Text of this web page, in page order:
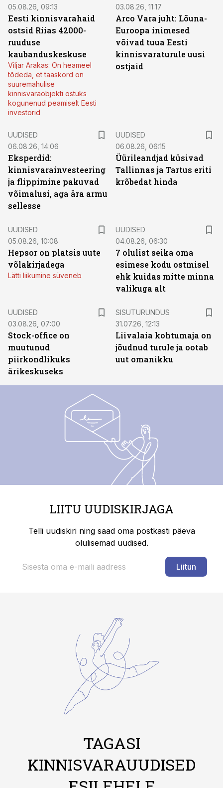
05.08.26, 09:13
Eesti kinnisvarahaid
ostsid Riias 42000-
ruuduse
kaubanduskeskuse
Viljar Arakas: On heameel
tõdeda, et taaskord on
suuremahulise
kinnisvaraobjekti ostuks
kogunenud peamiselt Eesti
investorid
03.08.26, 11:17
Arco Vara juht: Lõuna-
Euroopa inimesed
võivad tuua Eesti
kinnisvaraturule uusi
ostjaid
UUDISED
06.08.26, 14:06
Eksperdid:
kinnisvarainvesteering
ja flippimine pakuvad
võimalusi, aga ära armu
sellesse
UUDISED
06.08.26, 06:15
Üürileandjad küsivad
Tallinnas ja Tartus eriti
krõbedat hinda
UUDISED
05.08.26, 10:08
Hepsor on platsis uute
võlakirjadega
Lätti liikumine süveneb
UUDISED
04.08.26, 06:30
7 olulist seika oma
esimese kodu ostmisel
ehk kuidas mitte minna
valikuga alt
UUDISED
03.08.26, 07:00
Stock-office on
muutunud
piirkondlikuks
ärikeskuseks
SISUTURUNDUS
31.07.26, 12:13
Liivalaia kohtumaja on
jõudnud turule ja ootab
uut omanikku
LIITU UUDISKIRJAGA
Telli uudiskiri ning saad oma postkasti päeva
olulisemad uudised.
Liitun
TAGASI
KINNISVARAUUDISED